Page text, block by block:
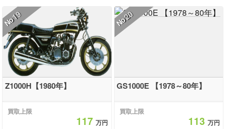
No
19
Z1000H【1980年】
買取上限
117万円
No
20
GS1000E 【1978～80年】
買取上限
113 万円